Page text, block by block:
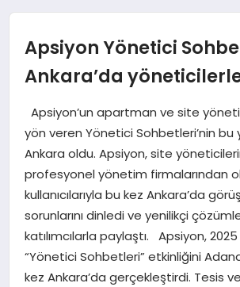
SİYASET
SPOR
YAŞAM
TEKNOLOJİ
MAGAZİN
Apsiyon Yönetici
Ankara’da
Apsiyon’un apartman ve site
yön veren Yönetici Sohbetleri’nin bu
Ankara oldu. Apsiyon, site
profesyonel yönetim firmalarından
kullanıcılarıyla bu kez Ankara’da
sorunlarını dinledi ve yenilikçi
katılımcılarla paylaştı. Apsiyon, 2025
“Yönetici Sohbetleri” etkinliğini
kez Ankara’da gerçekleştirdi. Tesis